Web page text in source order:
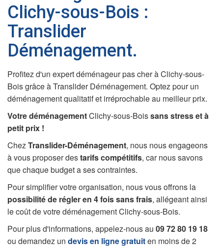
Clichy-sous-Bois :
Translider
Déménagement.
Profitez d'un expert déménageur pas cher à Clichy-sous-
Bois grâce à Translider Déménagement. Optez pour un
déménagement qualitatif et irréprochable au meilleur prix.
Votre déménagementClichy-sous-Boissans stress et à
petit prix !
ChezTranslider-Déménagement, nous nous engageons
à vous proposer destarifs compétitifs, car nous savons
que chaque budget a ses contraintes.
Pour simplifier votre organisation, nous vous offrons la
possibilité de régler en 4 fois sans frais, allégeant ainsi
le coût de votre déménagement Clichy-sous-Bois.
Pour plus d'informations, appelez-nous au 09 72 80 19 18
ou demandez un devis en ligne gratuiten moins de 2